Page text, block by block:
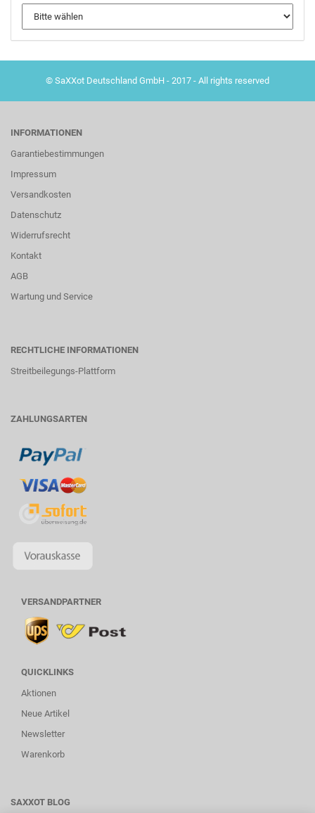
© SaXXot Deutschland GmbH - 2017 - All rights reserved
INFORMATIONEN
Garantiebestimmungen
Impressum
Versandkosten
Datenschutz
Widerrufsrecht
Kontakt
AGB
Wartung und Service
RECHTLICHE INFORMATIONEN
Streitbeilegungs-Plattform
ZAHLUNGSARTEN
VERSANDPARTNER
QUICKLINKS
Aktionen
Neue Artikel
Newsletter
Warenkorb
SAXXOT BLOG